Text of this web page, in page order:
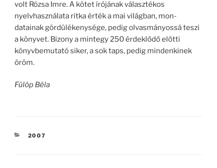
volt Rózsa Imre. A kötet írójának válasz­tékos
nyelvhasználata ritka érték a mai világban, mon­
datainak gördülékenysége, pedig olvasmányossá teszi
a könyvet. Bizony a mint­egy 250 érdeklődő előtti
könyvbemutató siker, a sok taps, pedig mindenki­nek
öröm.
Fülöp Béla
KATEGÓRIÁK
2007